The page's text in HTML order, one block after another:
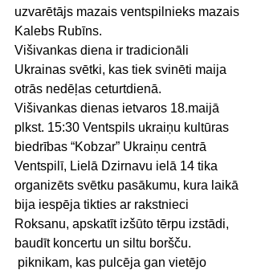
uzvarētājs mazais ventspilnieks mazais
Kalebs Rubīns.
Višivankas diena ir tradicionāli
Ukrainas svētki, kas tiek svinēti maija
otrās nedēļas ceturtdienā.
Višivankas dienas ietvaros 18.maijā
plkst. 15:30 Ventspils ukraiņu kultūras
biedrības “Kobzar” Ukraiņu centrā
Ventspilī, Lielā Dzirnavu ielā 14 tika
organizēts svētku pasākumu, kura laikā
bija iespēja tikties ar rakstnieci
Roksanu, apskatīt izšūto tērpu izstādi,
baudīt koncertu un siltu boršču.